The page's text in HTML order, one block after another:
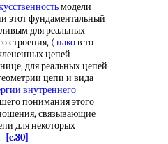
модели
этот фундаментальный
для реальных
строения, (наков то
цепей
для реальных цепей
цепи и вида
внутреннего
понимания этого
связывающие
для некоторых
[c.30]